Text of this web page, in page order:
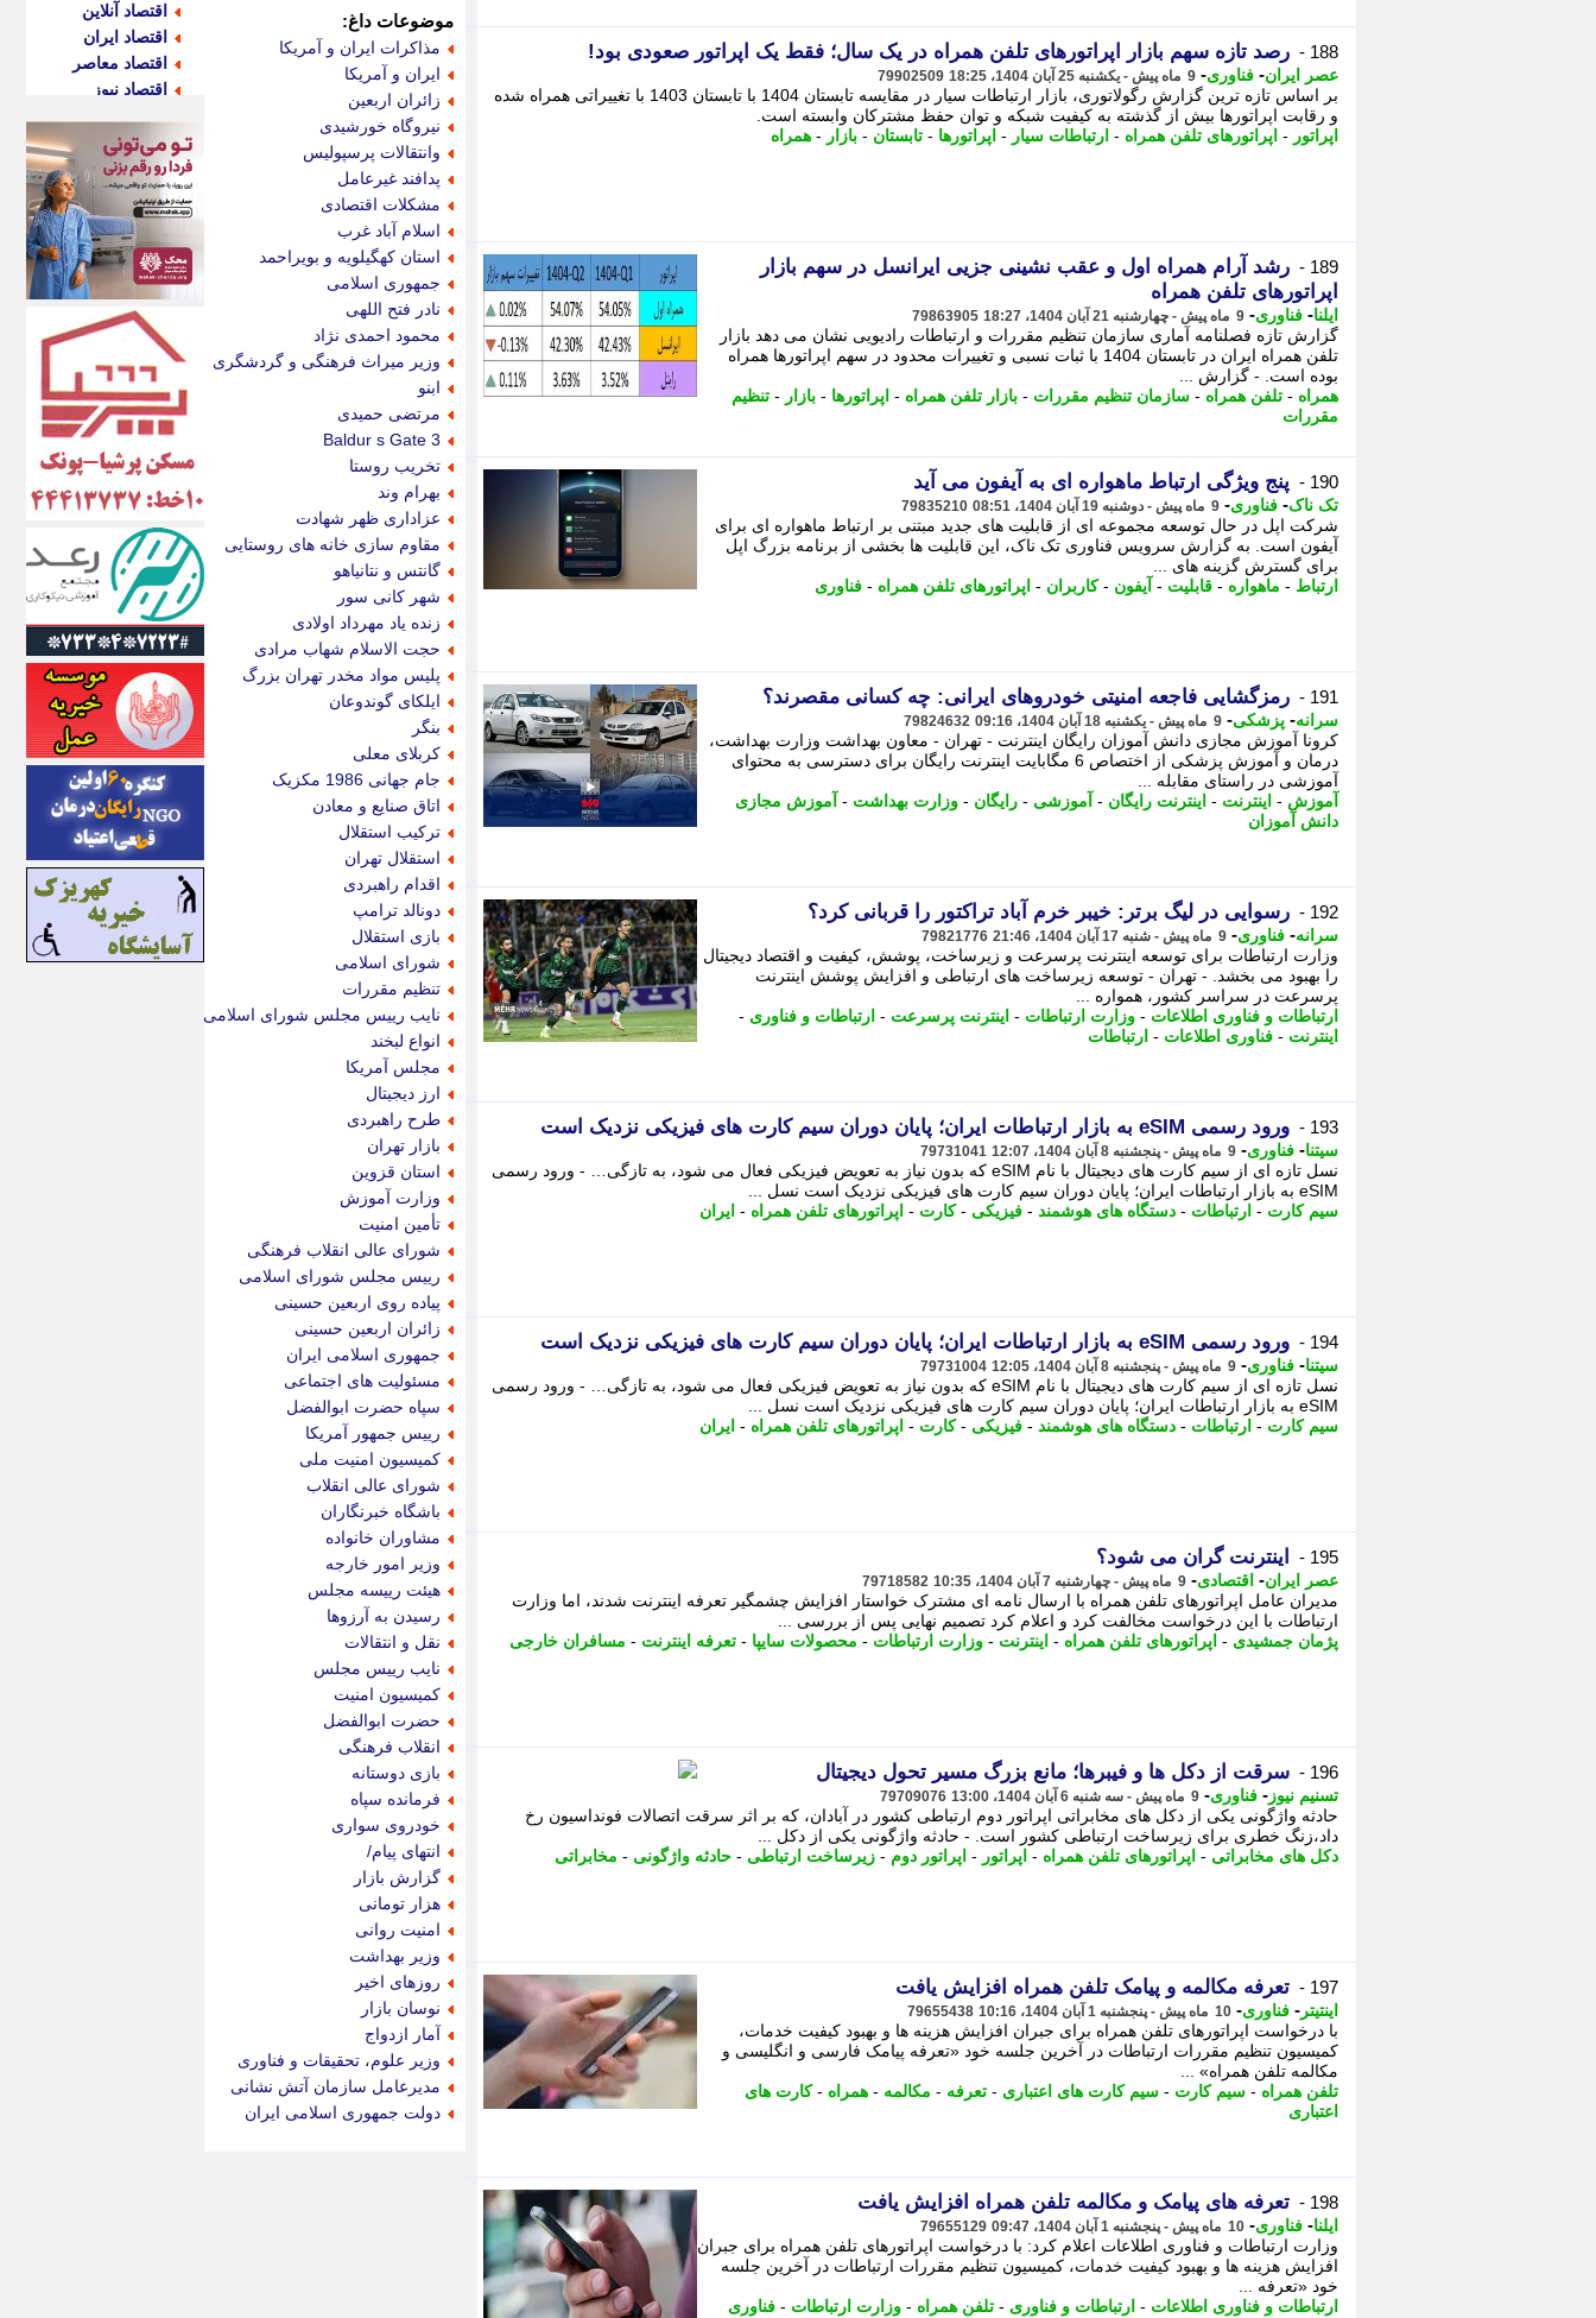
188 - رصد تازه سهم بازار اپراتورهای تلفن همراه در یک سال؛ فقط یک اپراتور صعودی بود!
عصر ایران- فناوری- 9 ماه پیش - یکشنبه 25 آبان 1404، 18:25 79902509
بر اساس تازه ترین گزارش رگولاتوری، بازار ارتباطات سیار در مقایسه تابستان 1404 با تابستان 1403 با تغییراتی همراه شده
و رقابت اپراتورها بیش از گذشته به کیفیت شبکه و توان حفظ مشترکان وابسته است.
اپراتور - اپراتورهای تلفن همراه - ارتباطات سیار - اپراتورها - تابستان - بازار - همراه
189 -
رشد آرام همراه اول و عقب نشینی جزیی ایرانسل در سهم بازار
اپراتورهای تلفن همراه
ایلنا- فناوری- 9 ماه پیش - چهارشنبه 21 آبان 1404، 18:27 79863905
گزارش تازه فصلنامه آماری سازمان تنظیم مقررات و ارتباطات رادیویی نشان می دهد بازار
تلفن همراه ایران در تابستان 1404 با ثبات نسبی و تغییرات محدود در سهم اپراتورها همراه
بوده است. - گزارش ...
همراه - تلفن همراه - سازمان تنظیم مقررات - بازار تلفن همراه - اپراتورها - بازار - تنظیم
مقررات
190 - پنج ویژگی ارتباط ماهواره ای به آیفون می آید
تک ناک- فناوری- 9 ماه پیش - دوشنبه 19 آبان 1404، 08:51 79835210
شرکت اپل در حال توسعه مجموعه ای از قابلیت های جدید مبتنی بر ارتباط ماهواره ای برای
آیفون است. به گزارش سرویس فناوری تک ناک، این قابلیت ها بخشی از برنامه بزرگ اپل
برای گسترش گزینه های ...
ارتباط - ماهواره - قابلیت - آیفون -کاربران - اپراتورهای تلفن همراه - فناوری
191 - رمزگشایی فاجعه امنیتی خودروهای ایرانی: چه کسانی مقصرند؟
سرانه- پزشکی- 9 ماه پیش - یکشنبه 18 آبان 1404، 09:16 79824632
کرونا آموزش مجازی دانش آموزان رایگان اینترنت - تهران - معاون بهداشت وزارت بهداشت،
درمان و آموزش پزشکی از اختصاص 6 مگابایت اینترنت رایگان برای دسترسی به محتوای
آموزشی در راستای مقابله ...
آموزش - اینترنت - اینترنت رایگان - آموزشی - رایگان - وزارت بهداشت - آموزش مجازی
دانش آموزان
192 - رسوایی در لیگ برتر: خیبر خرم آباد تراکتور را قربانی کرد؟
سرانه- فناوری- 9 ماه پیش - شنبه 17 آبان 1404، 21:46 79821776
وزارت ارتباطات برای توسعه اینترنت پرسرعت و زیرساخت، پوشش، کیفیت و اقتصاد دیجیتال
را بهبود می بخشد. - تهران - توسعه زیرساخت های ارتباطی و افزایش پوشش اینترنت
پرسرعت در سراسر کشور، همواره ...
ارتباطات و فناوری اطلاعات - وزارت ارتباطات - اینترنت پرسرعت - ارتباطات و فناوری -
اینترنت - فناوری اطلاعات - ارتباطات
193 - ورود رسمی eSIM به بازار ارتباطات ایران؛ پایان دوران سیم کارت های فیزیکی نزدیک است
سیتنا- فناوری- 9 ماه پیش - پنجشنبه 8 آبان 1404، 12:07 79731041
نسل تازه ای از سیم کارت های دیجیتال با نام eSIM که بدون نیاز به تعویض فیزیکی فعال می شود، به تازگی… - ورود رسمی
eSIM به بازار ارتباطات ایران؛ پایان دوران سیم کارت های فیزیکی نزدیک است نسل ...
سیم کارت - ارتباطات - دستگاه های هوشمند - فیزیکی -کارت - اپراتورهای تلفن همراه - ایران
194 - ورود رسمی eSIM به بازار ارتباطات ایران؛ پایان دوران سیم کارت های فیزیکی نزدیک است
سیتنا- فناوری- 9 ماه پیش - پنجشنبه 8 آبان 1404، 12:05 79731004
نسل تازه ای از سیم کارت های دیجیتال با نام eSIM که بدون نیاز به تعویض فیزیکی فعال می شود، به تازگی… - ورود رسمی
eSIM به بازار ارتباطات ایران؛ پایان دوران سیم کارت های فیزیکی نزدیک است نسل ...
سیم کارت - ارتباطات - دستگاه های هوشمند - فیزیکی -کارت - اپراتورهای تلفن همراه - ایران
195 - اینترنت گران می شود؟
عصر ایران- اقتصادی- 9 ماه پیش - چهارشنبه 7 آبان 1404، 10:35 79718582
مدیران عامل اپراتورهای تلفن همراه با ارسال نامه ای مشترک خواستار افزایش چشمگیر تعرفه اینترنت شدند، اما وزارت
ارتباطات با این درخواست مخالفت کرد و اعلام کرد تصمیم نهایی پس از بررسی ...
پژمان جمشیدی - اپراتورهای تلفن همراه - اینترنت - وزارت ارتباطات - محصولات سایپا - تعرفه اینترنت - مسافران خارجی
196 - سرقت از دکل ها و فیبرها؛ مانع بزرگ مسیر تحول دیجیتال
تسنیم نیوز - فناوری- 9 ماه پیش - سه شنبه 6 آبان 1404، 13:00 79709076
حادثه واژگونی یکی از دکل های مخابراتی اپراتور دوم ارتباطی کشور در آبادان، که بر اثر سرقت اتصالات فونداسیون رخ
داد،زنگ خطری برای زیرساخت ارتباطی کشور است. - حادثه واژگونی یکی از دکل ...
دکل های مخابراتی - اپراتورهای تلفن همراه - اپراتور - اپراتور دوم - زیرساخت ارتباطی - حادثه واژگونی - مخابراتی
197 - تعرفه مکالمه و پیامک تلفن همراه افزایش یافت
اینتیتر - فناوری- 10 ماه پیش - پنجشنبه 1 آبان 1404، 10:16 79655438
با درخواست اپراتورهای تلفن همراه برای جبران افزایش هزینه ها و بهبود کیفیت خدمات،
کمیسیون تنظیم مقررات ارتباطات در آخرین جلسه خود «تعرفه پیامک فارسی و انگلیسی و
مکالمه تلفن همراه» ...
تلفن همراه - سیم کارت - سیم کارت های اعتباری - تعرفه - مکالمه - همراه -کارت های
اعتباری
198 - تعرفه های پیامک و مکالمه تلفن همراه افزایش یافت
ایلنا- فناوری- 10 ماه پیش - پنجشنبه 1 آبان 1404، 09:47 79655129
وزارت ارتباطات و فناوری اطلاعات اعلام کرد: با درخواست اپراتورهای تلفن همراه برای جبران
افزایش هزینه ها و بهبود کیفیت خدمات، کمیسیون تنظیم مقررات ارتباطات در آخرین جلسه
خود «تعرفه ...
ارتباطات و فناوری اطلاعات - ارتباطات و فناوری - تلفن همراه - وزارت ارتباطات - فناوری
موضوعات داغ:
مذاکرات ایران و آمریکا
ایران و آمریکا
زائران اربعین
نیروگاه خورشیدی
وانتقالات پرسپولیس
پدافند غیرعامل
مشکلات اقتصادی
اسلام آباد غرب
استان کهگیلویه و بویراحمد
جمهوری اسلامی
نادر فتح اللهی
محمود احمدی نژاد
وزیر میراث فرهنگی و گردشگری
ابنو
مرتضی حمیدی
Baldur s Gate 3
تخریب روستا
بهرام وند
عزاداری ظهر شهادت
مقاوم سازی خانه های روستایی
گانتس و نتانیاهو
شهر کانی سور
زنده یاد مهرداد اولادی
حجت الاسلام شهاب مرادی
پلیس مواد مخدر تهران بزرگ
ایلکای گوندوعان
بنگر
کربلای معلی
جام جهانی 1986 مکزیک
اتاق صنایع و معادن
ترکیب استقلال
استقلال تهران
اقدام راهبردی
دونالد ترامپ
بازی استقلال
شورای اسلامی
تنظیم مقررات
نایب رییس مجلس شورای اسلامی
انواع لبخند
مجلس آمریکا
ارز دیجیتال
طرح راهبردی
بازار تهران
استان قزوین
وزارت آموزش
تأمین امنیت
شورای عالی انقلاب فرهنگی
رییس مجلس شورای اسلامی
پیاده روی اربعین حسینی
زائران اربعین حسینی
جمهوری اسلامی ایران
مسئولیت های اجتماعی
سپاه حضرت ابوالفضل
رییس جمهور آمریکا
کمیسیون امنیت ملی
شورای عالی انقلاب
باشگاه خبرنگاران
مشاوران خانواده
وزیر امور خارجه
هیئت رییسه مجلس
رسیدن به آرزوها
نقل و انتقالات
نایب رییس مجلس
کمیسیون امنیت
حضرت ابوالفضل
انقلاب فرهنگی
بازی دوستانه
فرمانده سپاه
خودروی سواری
انتهای پیام/
گزارش بازار
هزار تومانی
امنیت روانی
وزیر بهداشت
روزهای اخیر
نوسان بازار
آمار ازدواج
وزیر علوم، تحقیقات و فناوری
مدیرعامل سازمان آتش نشانی
دولت جمهوری اسلامی ایران
اقتصاد آنلاین
اقتصاد ایران
اقتصاد معاصر
اقتصاد نیوز
اکوفارس
اکونگار
اکونیوز
الف
انتشار آنلاین
اندیشه قرن
اندیشه معاصر
اندیشه ها
انرژی پرس
ای استخدام
ایتنا
ایراف
ایران آرت
ایران آنلاین
ایران زندگی
ایران فوری
ایرانی روز
ایرانیتال
ایرنا
ایسکانیوز
ایسنا
ایکنا
ایلنا
اینتیتر
ایونا نیوز
بازتاب آنلاین
باشگاه خبرنگاران
باغستان نیوز
بامبوک
ببین و بخون
بدینسان
بنکر